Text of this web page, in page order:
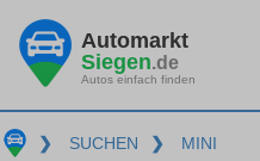
Automarkt
Siegen.de
Autos einfach finden
❯ SUCHEN ❯ MINI